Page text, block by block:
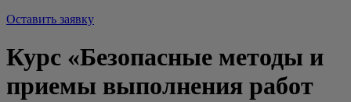
Оставить заявку
Курс «Безопасные методы и
приемы выполнения работ